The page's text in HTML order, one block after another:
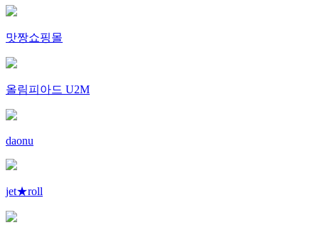
맛짱쇼핑몰
올림피아드 U2M
daonu
jet★roll